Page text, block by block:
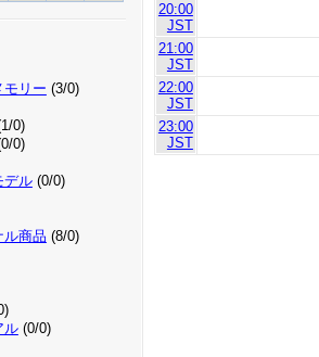
モリー (3/0)
0)
0)
デル(0/0)
ル商品 (8/0)
ル(0/0)
20:00
JST
21:00
JST
22:00
JST
23:00
JST